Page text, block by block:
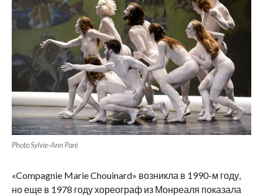
Photo Sylvie-Ann Paré
«Compagnie Marie Chouinard» возникла в 1990-м году,
но еще в 1978 году хореограф из Монреаля показала